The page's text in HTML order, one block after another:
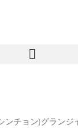
ンチョン)グランジ